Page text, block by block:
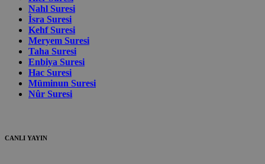
Nahl Suresi
İsra Suresi
Kehf Suresi
Meryem Suresi
Taha Suresi
Enbiya Suresi
Hac Suresi
Müminun Suresi
Nûr Suresi
CANLI YAYIN